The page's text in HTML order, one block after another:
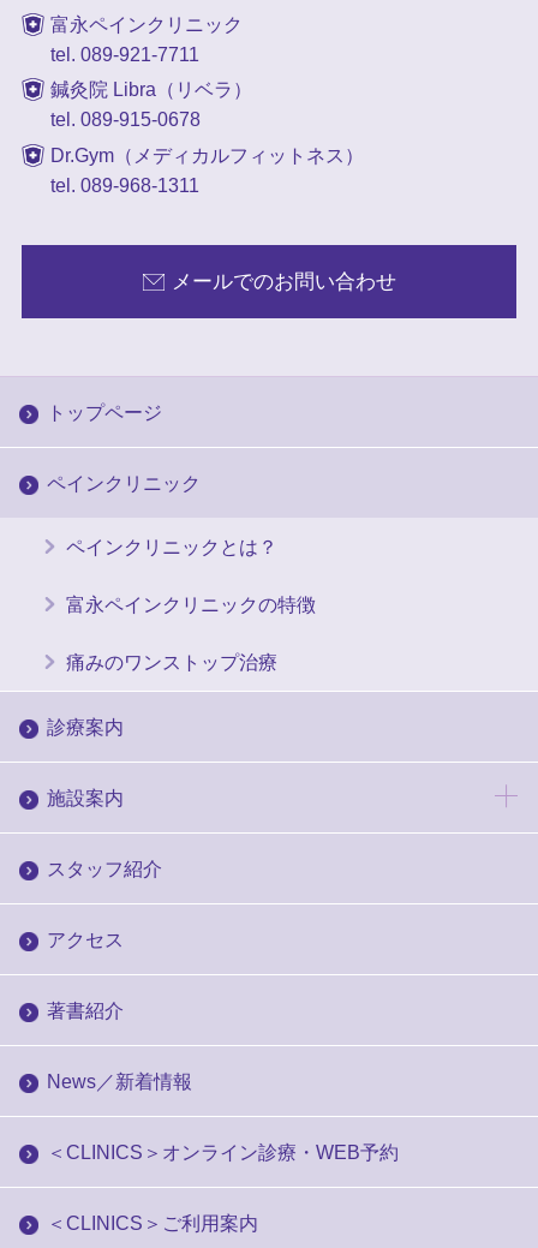
富永ペインクリニック
tel. 089-921-7711
鍼灸院 Libra（リベラ）
tel. 089-915-0678
Dr.Gym（メディカルフィットネス）
tel. 089-968-1311
メールでのお問い合わせ
トップページ
ペインクリニック
ペインクリニックとは？
富永ペインクリニックの特徴
痛みのワンストップ治療
診療案内
施設案内
スタッフ紹介
アクセス
著書紹介
News／新着情報
＜CLINICS＞オンライン診療・WEB予約
＜CLINICS＞ご利用案内